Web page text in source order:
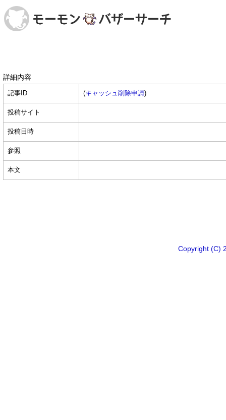
詳細内容
記事ID (キャッシュ削除申請)
投稿サイト
投稿日時
参照
本文
Copyright (C)